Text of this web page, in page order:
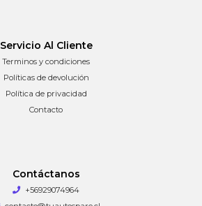
Servicio Al Cliente
Terminos y condiciones
Políticas de devolución
Política de privacidad
Contacto
Contáctanos
+56929074964